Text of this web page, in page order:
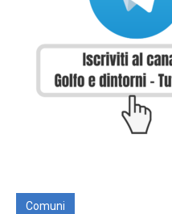
Comuni